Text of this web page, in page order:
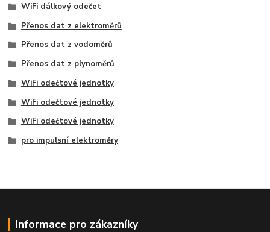
WiFi dálkový odečet
Přenos dat z elektroměrů
Přenos dat z vodoměrů
Přenos dat z plynoměrů
WiFi odečtové jednotky
WiFi odečtové jednotky
WiFi odečtové jednotky
pro impulsní elektroměry
Informace pro zákazníky